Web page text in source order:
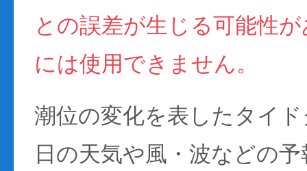
との誤差が生じる可能性
には使用できません。
潮位の変化を表したタイ
日の天気や風・波などの